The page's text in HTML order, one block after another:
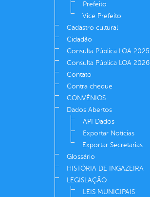
Prefeito
Vice Prefeito
Cadastro cultural
Cidadão
Consulta Pública LOA 2025
Consulta Pública LOA 2026
Contato
Contra cheque
CONVÊNIOS
Dados Abertos
API Dados
Exportar Notícias
Exportar Secretarias
Glossário
HISTÓRIA DE INGAZEIRA
LEGISLAÇÃO
LEIS MUNICIPAIS